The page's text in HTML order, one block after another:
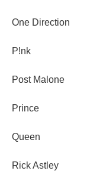
One Direction
P!nk
Post Malone
Prince
Queen
Rick Astley